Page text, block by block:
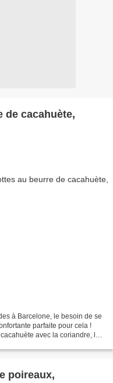
de cacahuète,
à Barcelone, le besoin de se
parfaite pour cela !
avec la coriandre, le
poireaux,